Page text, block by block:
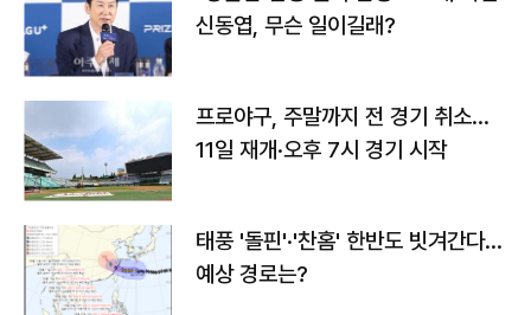
신동엽, 무슨 일이길래?
프로야구, 주말까지 전 경기 취소…
11일 재개·오후 7시 경기 시작
태풍 '돌핀'·'찬홈' 한반도 빗겨간다…
예상 경로는?